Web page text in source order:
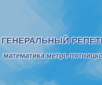
ГЕНЕРАЛЬНЫЙ
математика метро